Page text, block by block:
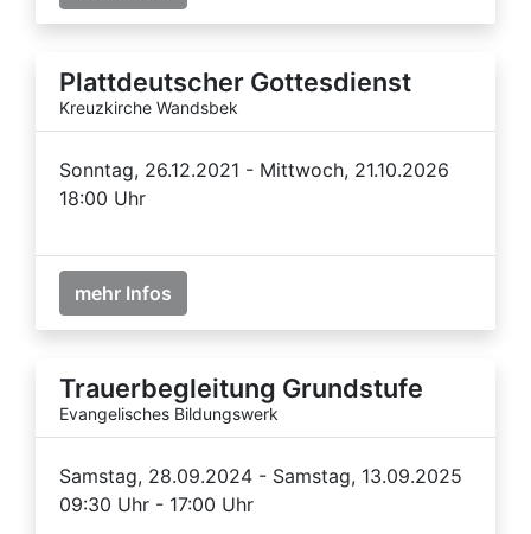
Plattdeutscher Gottesdienst
Kreuzkirche Wandsbek
Sonntag, 26.12.2021 - Mittwoch, 21.10.2026
18:00 Uhr
mehr Infos
Trauerbegleitung Grundstufe
Evangelisches Bildungswerk
Samstag, 28.09.2024 - Samstag, 13.09.2025
09:30 Uhr - 17:00 Uhr